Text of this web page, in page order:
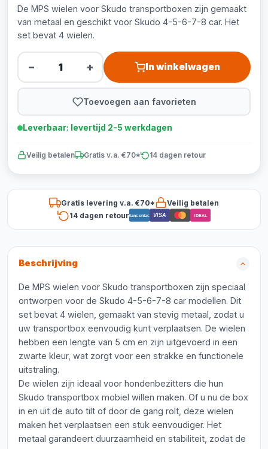
De MPS wielen voor Skudo transportboxen zijn gemaakt
van metaal en geschikt voor Skudo 4-5-6-7-8 car. Het
set bevat 4 wielen.
− + In winkelwagen
Toevoegen aan favorieten
Leverbaar: levertijd 2-5 werkdagen
Veilig betalen Gratis v.a. €70* 14 dagen retour
Gratis levering v.a. €70*
Veilig betalen
14 dagen retourBancontact VISA iDEAL
Beschrijving
De MPS wielen voor Skudo transportboxen zijn speciaal
ontworpen voor de Skudo 4-5-6-7-8 car modellen. Dit
set bevat 4 wielen, gemaakt van stevig metaal, zodat u
uw transportbox eenvoudig kunt verplaatsen. De wielen
hebben een lengte van 5 cm en zijn uitgevoerd in een
zwarte kleur, wat zorgt voor een strakke en functionele
uitstraling.
De wielen zijn ideaal voor hondenbezitters die hun
Skudo transportbox mobiel willen maken. Of u nu de box
in en uit de auto tilt of door de gang rolt, deze wielen
maken het verplaatsen een stuk eenvoudiger. Het
metaal garandeert duurzaamheid en stabiliteit, zodat de